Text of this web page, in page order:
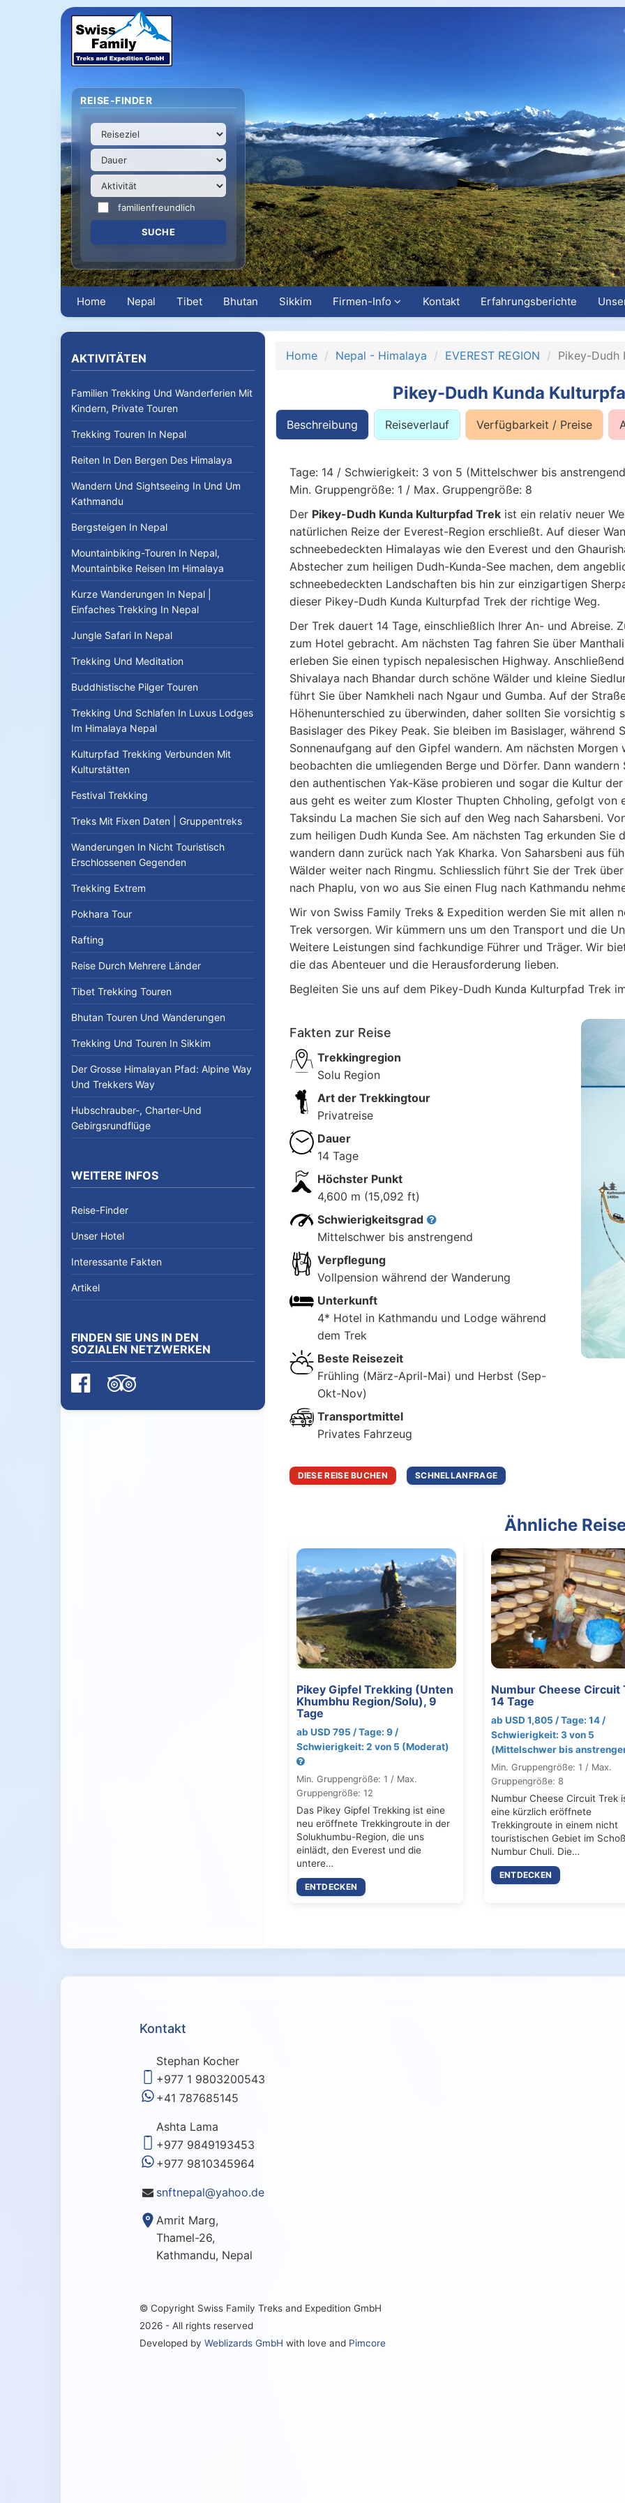
REISE-FINDER
familienfreundlich
Home Nepal Tibet Bhutan Sikkim Firmen-Info Kontakt Erfahrungsberichte
AKTIVITÄTEN
Familien Trekking Und Wanderferien Mit
Kindern, Private Touren
Trekking Touren In Nepal
Reiten In Den Bergen Des Himalaya
Wandern Und Sightseeing In Und Um
Kathmandu
Bergsteigen In Nepal
Mountainbiking-Touren In Nepal,
Mountainbike Reisen Im Himalaya
Kurze Wanderungen In Nepal |
Einfaches Trekking In Nepal
Jungle Safari In Nepal
Trekking Und Meditation
Buddhistische Pilger Touren
Trekking Und Schlafen In Luxus Lodges
Im Himalaya Nepal
Kulturpfad Trekking Verbunden Mit
Kulturstätten
Festival Trekking
Treks Mit Fixen Daten | Gruppentreks
Wanderungen In Nicht Touristisch
Erschlossenen Gegenden
Trekking Extrem
Pokhara Tour
Rafting
Reise Durch Mehrere Länder
Tibet Trekking Touren
Bhutan Touren Und Wanderungen
Trekking Und Touren In Sikkim
Der Grosse Himalayan Pfad: Alpine Way
Und Trekkers Way
Hubschrauber-, Charter-Und
Gebirgsrundflüge
WEITERE INFOS
Reise-Finder
Unser Hotel
Interessante Fakten
Artikel
FINDEN SIE UNS IN DEN
SOZIALEN NETZWERKEN
Home Nepal - Himalaya EVEREST REGION Pikey-Dudh
Pikey-Dudh Kunda
Beschreibung Reiseverlauf Verfügbarkeit / Preise
Tage: 14 / Schwierigkeit: 3 von 5 (Mittelschwer bis
Min. Gruppengröße: 1 / Max. Gruppengröße: 8
Der Pikey-Dudh Kunda Kulturpfad Trekist ein relativ neuer
natürlichen Reize der Everest-Region erschließt. Auf dieser
schneebedeckten Himalayas wie den Everest und den
Abstecher zum heiligen Dudh-Kunda-See machen, dem
schneebedeckten Landschaften bis hin zur einzigartigen
dieser Pikey-Dudh Kunda Kulturpfad Trek der richtige Weg.
Der Trek dauert 14 Tage, einschließlich Ihrer An- und Abreise.
zum Hotel gebracht. Am nächsten Tag fahren Sie über
erleben Sie einen typisch nepalesischen Highway.
Shivalaya nach Bhandar durch schöne Wälder und kleine
führt Sie über Namkheli nach Ngaur und Gumba. Auf der
Höhenunterschied zu überwinden, daher sollten Sie vorsichtig
Basislager des Pikey Peak. Sie bleiben im Basislager, während
Sonnenaufgang auf den Gipfel wandern. Am nächsten
beobachten die umliegenden Berge und Dörfer. Dann
den authentischen Yak-Käse probieren und sogar die Kultur
aus geht es weiter zum Kloster Thupten Chholing, gefolgt von
Taksindu La machen Sie sich auf den Weg nach Saharsbeni.
zum heiligen Dudh Kunda See. Am nächsten Tag erkunden Sie
wandern dann zurück nach Yak Kharka. Von Saharsbeni aus
Wälder weiter nach Ringmu. Schliesslich führt Sie der Trek
nach Phaplu, von wo aus Sie einen Flug nach Kathmandu
Wir von Swiss Family Treks & Expedition werden Sie mit allen
Trek versorgen. Wir kümmern uns um den Transport und die
Weitere Leistungen sind fachkundige Führer und Träger. Wir
die das Abenteuer und die Herausforderung lieben.
Begleiten Sie uns auf dem Pikey-Dudh Kunda Kulturpfad Trek
Fakten zur Reise
Trekkingregion
Solu Region
Art der Trekkingtour
Privatreise
Dauer
14 Tage
Höchster Punkt
4,600 m (15,092 ft)
Schwierigkeitsgrad
Mittelschwer bis anstrengend
Verpflegung
Vollpension während der Wanderung
Unterkunft
4* Hotel in Kathmandu und Lodge während
dem Trek
Beste Reisezeit
Frühling (März-April-Mai) und Herbst (Sep-
Okt-Nov)
Transportmittel
Privates Fahrzeug
DIESE REISE BUCHEN SCHNELLANFRAGE
Ähnliche
Pikey Gipfel Trekking (Unten
Khumbhu Region/Solu), 9
Tage
ab USD 795 / Tage: 9 /
Schwierigkeit: 2 von 5 (Moderat)
Min. Gruppengröße: 1 / Max.
Gruppengröße: 12
Das Pikey Gipfel Trekking ist eine
neu eröffnete Trekkingroute in der
Solukhumbu-Region, die uns
einlädt, den Everest und die
untere…
ENTDECKEN
Numbur Cheese Circuit
14 Tage
ab USD 1,805 / Tage: 14 /
Schwierigkeit: 3 von 5
(Mittelschwer bis
Min. Gruppengröße: 1 / Max.
Gruppengröße: 8
Numbur Cheese Circuit Trek
eine kürzlich eröffnete
Trekkingroute in einem nicht
touristischen Gebiet im
Numbur Chuli. Die…
ENTDECKEN
Kontakt
Stephan Kocher
+977 1 9803200543
+41 787685145
Ashta Lama
+977 9849193453
+977 9810345964
snftnepal@yahoo.de
Amrit Marg,
Thamel-26,
Kathmandu, Nepal
© Copyright Swiss Family Treks and Expedition GmbH
2026 - All rights reserved
Developed by Weblizards GmbH with love and Pimcore